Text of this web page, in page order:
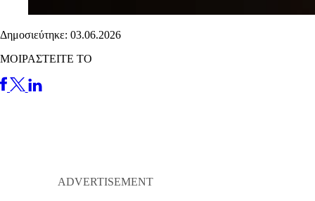
Δημοσιεύτηκε: 03.06.2026
ΜΟΙΡΑΣΤΕΙΤΕ ΤΟ